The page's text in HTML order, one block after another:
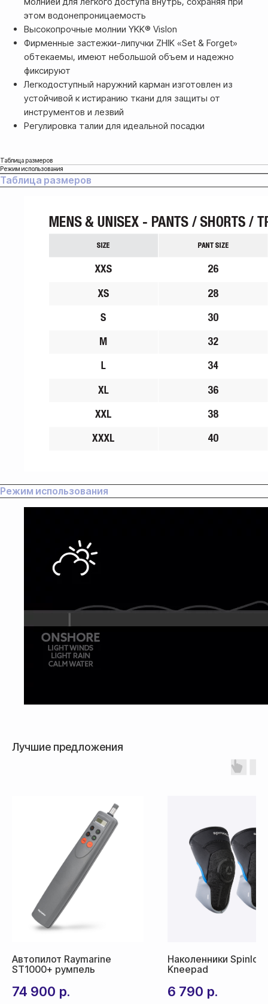
этом водонепроницаемость
Высокопрочные молнии YKK® Vislon
Фирменные застежки-липучки ZHIK «Set & Forget»
обтекаемы, имеют небольшой объем и надежно
фиксируют
Легкодоступный наружний карман изготовлен из
устойчивой к истиранию ткани для защиты от
инструментов и лезвий
Регулировка талии для идеальной посадки
Таблица размеров
Режим использования
Таблица размеров
Режим использования
Лучшие предложения
Автопилот Raymarine
ST1000+ румпель
74 900 р.
Наколенники Spinlock
Kneepad
6 790 р.
Банковской картой системы,
переводом
Оплата
Доставка товара осуществляется
почтовым сервисом СДЭК:
срок доставки 2-3 дня
По СНГ — 1000₽,
срок доставки от 5 дней
осуществляется